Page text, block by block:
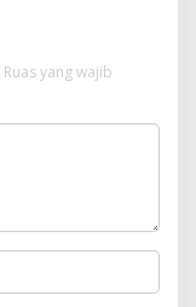
Ruas yang wajib